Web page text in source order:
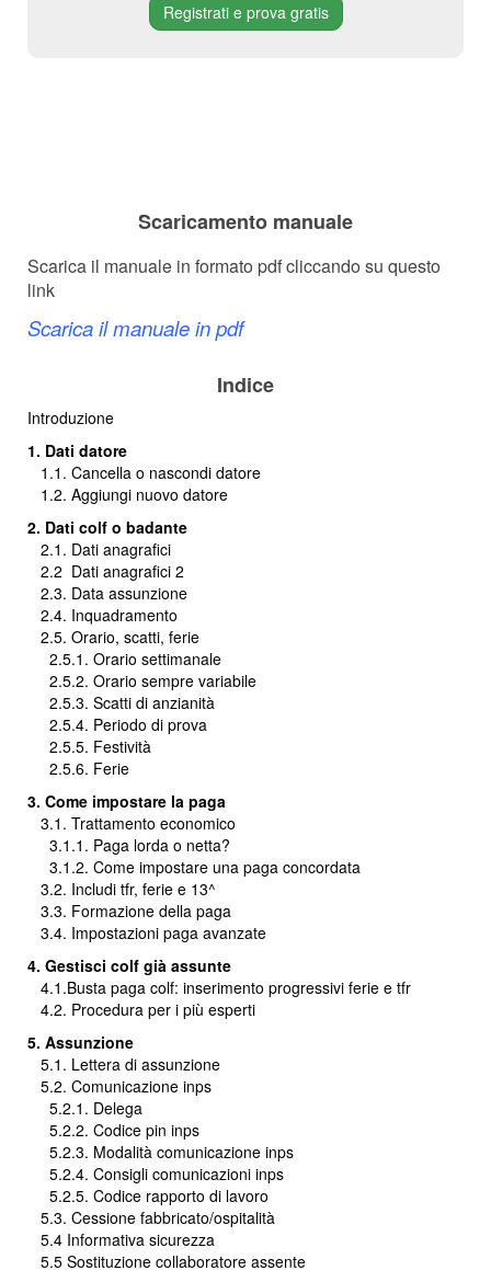
Registrati e prova gratis
Scaricamento manuale
Scarica il manuale in formato pdf cliccando su questo
link
Scarica il manuale in pdf
Indice
Introduzione
1. Dati datore
1.1. Cancella o nascondi datore
1.2. Aggiungi nuovo datore
2. Dati colf o badante
2.1. Dati anagrafici
2.2 Dati anagrafici 2
2.3. Data assunzione
2.4. Inquadramento
2.5. Orario, scatti, ferie
2.5.1. Orario settimanale
2.5.2. Orario sempre variabile
2.5.3. Scatti di anzianità
2.5.4. Periodo di prova
2.5.5. Festività
2.5.6. Ferie
3. Come impostare la paga
3.1. Trattamento economico
3.1.1. Paga lorda o netta?
3.1.2. Come impostare una paga concordata
3.2. Includi tfr, ferie e 13^
3.3. Formazione della paga
3.4. Impostazioni paga avanzate
4. Gestisci colf già assunte
4.1.Busta paga colf: inserimento progressivi ferie e tfr
4.2. Procedura per i più esperti
5. Assunzione
5.1. Lettera di assunzione
5.2. Comunicazione inps
5.2.1. Delega
5.2.2. Codice pin inps
5.2.3. Modalità comunicazione inps
5.2.4. Consigli comunicazioni inps
5.2.5. Codice rapporto di lavoro
5.3. Cessione fabbricato/ospitalità
5.4 Informativa sicurezza
5.5 Sostituzione collaboratore assente